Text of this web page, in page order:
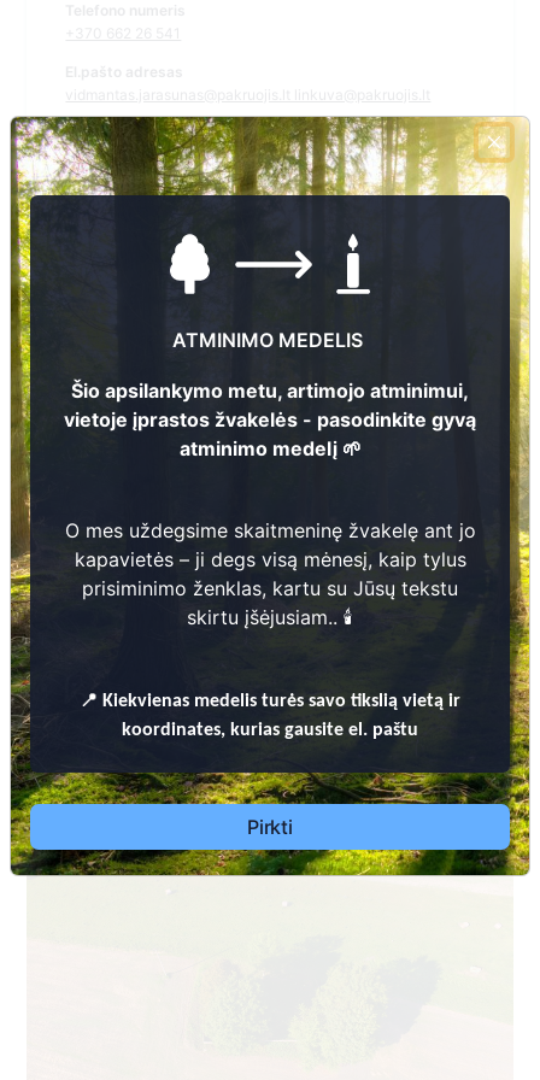
Žiūrėti kapinių žemėlapyje
Šiose kapinėse suskaitmeninta kapų:
Ieškoti šiose kapinėse palaidotų asmenų
Informacija prieinama per:
Pakruojo rajono savivaldybės administracija, Linkuvos
seniūnija
Dėl leidimų laidoti, ​informacijos atnaujinimo,
apleistų kapaviečių priežiūros ir kitais susijusiais
klausimais kreiptis ​aukščiau nurodytais kontaktais.
ATMINIMO MEDELIS
Šio apsilankymo metu, artimojo atminimui,
vietoje įprastos žvakelės - pasodinkite gyvą
atminimo medelį 🌱
O mes uždegsime skaitmeninę žvakelę ant jo
kapavietės – ji degs visą mėnesį, kaip tylus
prisiminimo ženklas, kartu su Jūsų tekstu
skirtu įšėjusiam.. 🕯️
📍 Kiekvienas medelis turės savo tikslią vietą ir
koordinates, kurias gausite el. paštu
Pirkti